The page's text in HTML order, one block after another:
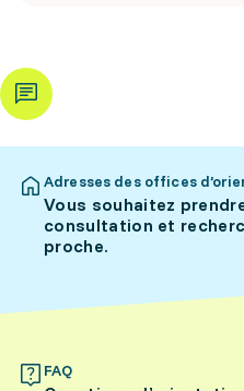
Adresses des offices
Vous souhaitez
consultation et
proche.
FAQ